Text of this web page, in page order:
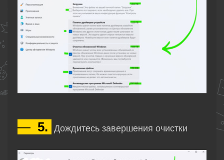
— 5. Дождитесь завершения очистки